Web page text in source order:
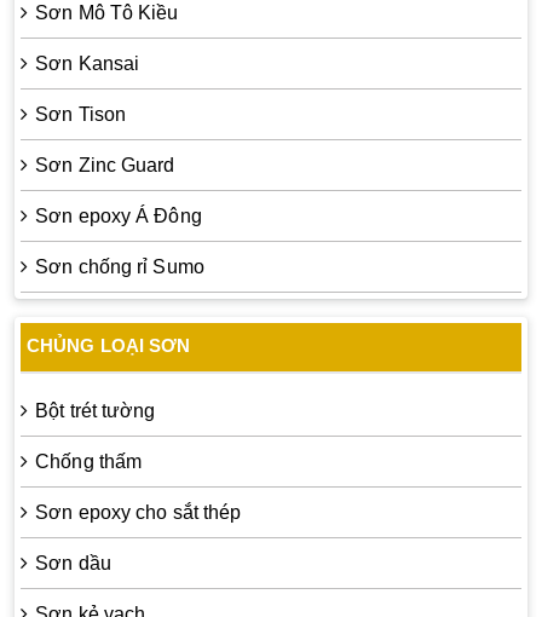
Sơn Mô Tô Kiều
Sơn Kansai
Sơn Tison
Sơn Zinc Guard
Sơn epoxy Á Đông
Sơn chống rỉ Sumo
CHỦNG LOẠI SƠN
Bột trét tường
Chống thấm
Sơn epoxy cho sắt thép
Sơn dầu